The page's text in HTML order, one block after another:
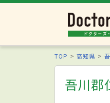
TOP 高知県
吾川郡